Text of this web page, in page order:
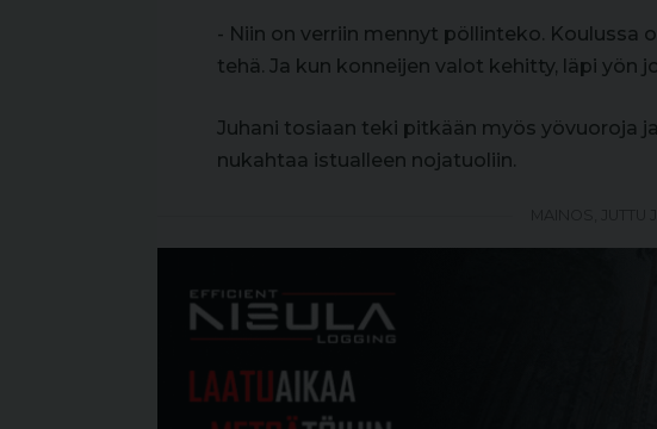
- Niin on verriin mennyt pöllinteko. Koulussa
tehä. Ja kun konneijen valot kehitty, läpi yön
Juhani tosiaan teki pitkään myös yövuoroja
nukahtaa istualleen nojatuoliin.